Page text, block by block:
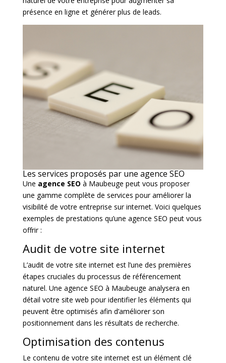
présence en ligne et générer plus de leads.
Les services proposés par une agence SEO
Une agence SEO à Maubeuge peut vous proposer
une gamme complète de services pour améliorer la
visibilité de votre entreprise sur internet. Voici quelques
exemples de prestations qu’une agence SEO peut vous
offrir :
Audit de votre site internet
L’audit de votre site internet est l’une des premières
étapes cruciales du processus de référencement
naturel. Une agence SEO à Maubeuge analysera en
détail votre site web pour identifier les éléments qui
peuvent être optimisés afin d’améliorer son
positionnement dans les résultats de recherche.
Optimisation des contenus
Le contenu de votre site internet est un élément clé